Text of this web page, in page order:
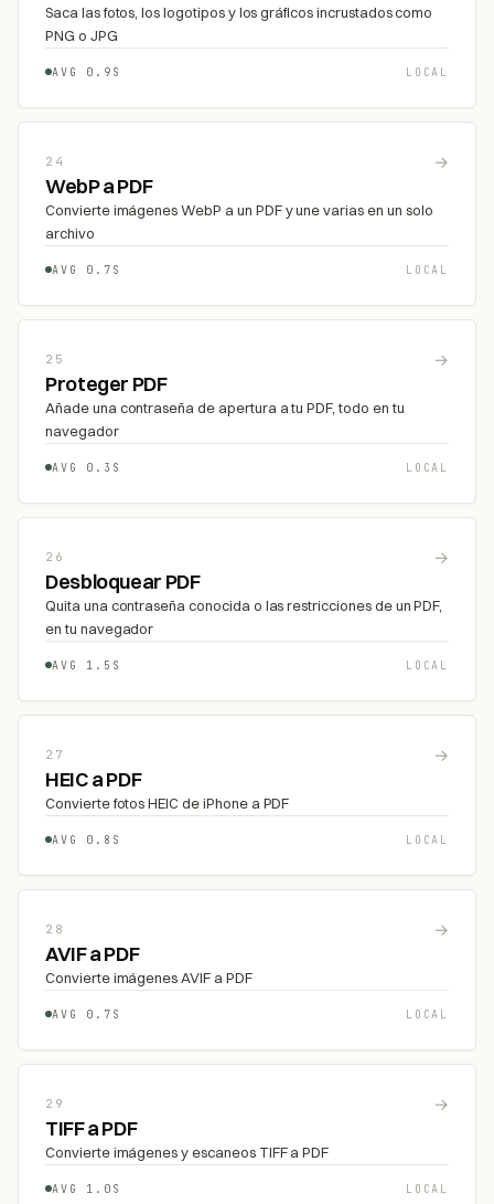
Saca las fotos, los logotipos y los gráficos incrustados como
PNG o JPG
AVG 0.9S LOCAL
24 →
WebP a PDF
Convierte imágenes WebP a un PDF y une varias en un solo
archivo
AVG 0.7S LOCAL
25 →
Proteger PDF
Añade una contraseña de apertura a tu PDF, todo en tu
navegador
AVG 0.3S LOCAL
26 →
Desbloquear PDF
Quita una contraseña conocida o las restricciones de un PDF,
en tu navegador
AVG 1.5S LOCAL
27 →
HEIC a PDF
Convierte fotos HEIC de iPhone a PDF
AVG 0.8S LOCAL
28 →
AVIF a PDF
Convierte imágenes AVIF a PDF
AVG 0.7S LOCAL
29 →
TIFF a PDF
Convierte imágenes y escaneos TIFF a PDF
AVG 1.0S LOCAL